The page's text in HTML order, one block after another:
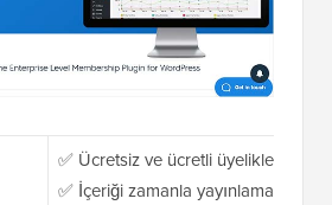
✅ Ücretsiz ve ücretli üyelikler
✅ İçeriği zamanla yayınlamak için